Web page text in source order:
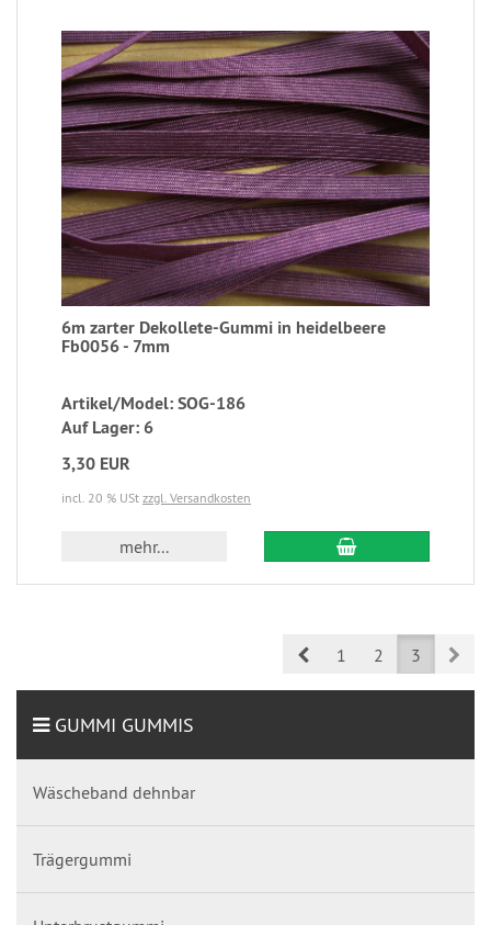
6m zarter Dekollete-Gummi in heidelbeere
Fb0056 - 7mm
Artikel/Model: SOG-186
Auf Lager: 6
3,30 EUR
incl. 20 % USt zzgl. Versandkosten
mehr...
Prev1 2 3
GUMMI GUMMIS
Wäscheband dehnbar
Trägergummi